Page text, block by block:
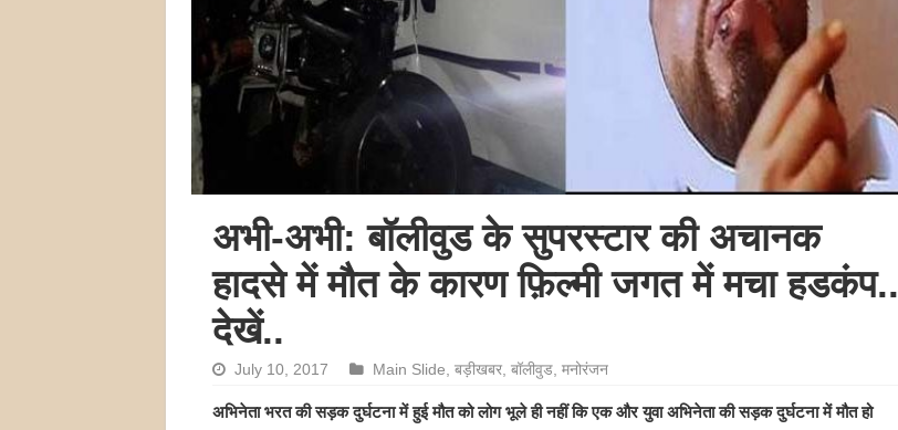
अभी-अभी: बॉलीवुड के सुपरस्टार की अचानक
हादसे में मौत के कारण फ़िल्मी जगत में मचा हडकंप..
देखें..
July 10, 2017 Main Slide, बड़ीखबर, बॉलीवुड, मनोरंजन
अभिनेता भरत की सड़क दुर्घटना में हुई मौत को लोग भूले ही नहीं कि एक और युवा अभिनेता की सड़क दुर्घटना में मौत हो